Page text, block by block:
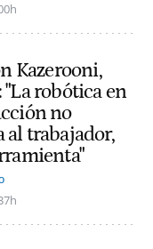
Kazerooni,
robótica en
no
al trabajador,